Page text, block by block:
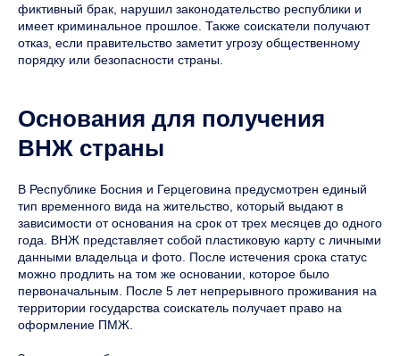
фиктивный брак, нарушил законодательство республики и
имеет криминальное прошлое. Также соискатели получают
отказ, если правительство заметит угрозу общественному
порядку или безопасности страны.
Основания для получения
ВНЖ страны
В Республике Босния и Герцеговина предусмотрен единый
тип временного вида на жительство, который выдают в
зависимости от основания на срок от трех месяцев до одного
года. ВНЖ представляет собой пластиковую карту с личными
данными владельца и фото. После истечения срока статус
можно продлить на том же основании, которое было
первоначальным. После 5 лет непрерывного проживания на
территории государства соискатель получает право на
оформление ПМЖ.